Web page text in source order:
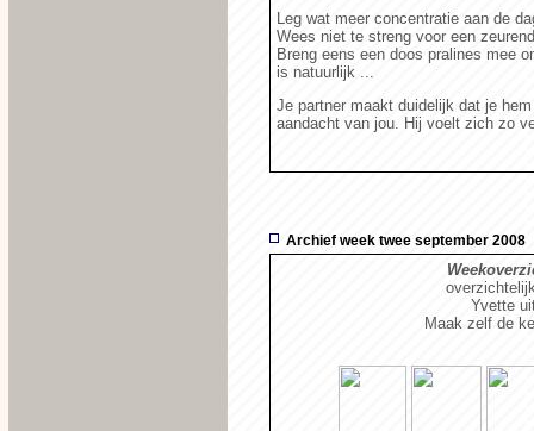
Leg wat meer concentratie aan de
Wees niet te streng voor een
Breng eens een doos pralines mee
is natuurlijk ...
Je partner maakt duidelijk dat je
aandacht van jou. Hij voelt zich zo
Archief week twee september 2008
Yvette
Maak zelf de